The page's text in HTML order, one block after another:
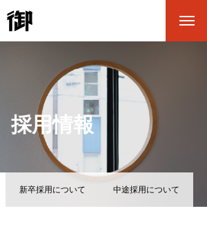
採用情報
新卒採用について 中途採用について